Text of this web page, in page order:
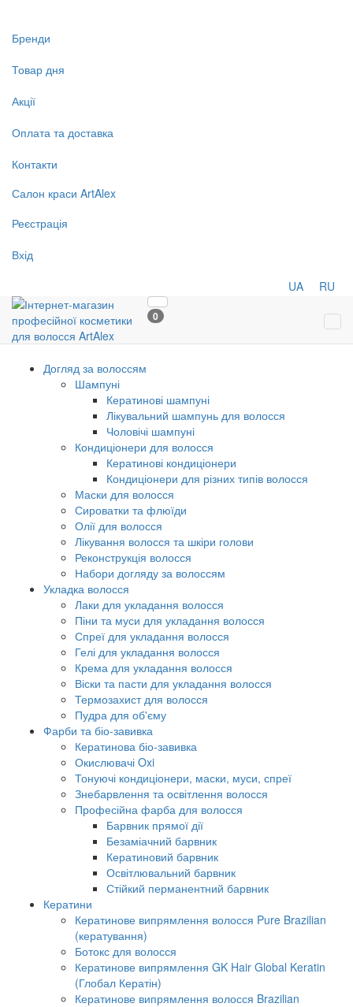
Бренди
Товар дня
Акції
Оплата та доставка
Контакти
Салон краси ArtAlex
Реєстрація
Вхід
UA RU
0
Догляд за волоссям
Шампуні
Кератинові шампуні
Лікувальний шампунь для волосся
Чоловічі шампуні
Кондиціонери для волосся
Кератинові кондиціонери
Кондиціонери для різних типів волосся
Маски для волосся
Сироватки та флюїди
Олії для волосся
Лікування волосся та шкіри голови
Реконструкція волосся
Набори догляду за волоссям
Укладка волосся
Лаки для укладання волосся
Піни та муси для укладання волосся
Спреї для укладання волосся
Гелі для укладання волосся
Крема для укладання волосся
Віски та пасти для укладання волосся
Термозахист для волосся
Пудра для об'єму
Фарби та біо-завивка
Кератинова біо-завивка
Окислювачі Oxi
Тонуючі кондиціонери, маски, муси, спреї
Знебарвлення та освітлення волосся
Професійна фарба для волосся
Барвник прямої дії
Безаміачний барвник
Кератиновий барвник
Освітлювальний барвник
Стійкий перманентний барвник
Кератини
Кератинове випрямлення волосся Pure Brazilian
(кератування)
Ботокс для волосся
Кератинове випрямлення GK Hair Global Keratin
(Глобал Кератін)
Кератинове випрямлення волосся Brazilian